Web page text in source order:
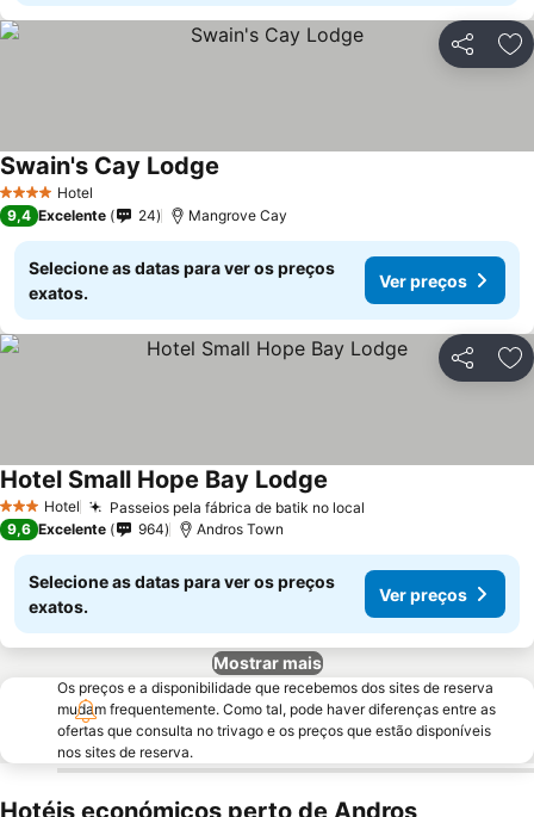
Partilhar
4 EstrelasHotel
Swain's Cay Lodge
9,4 Excelente 24 Mangrove Cay
Selecione as datas para ver os preços
exatos.
Ver preços
Partilhar
3 EstrelasHotel Passeios pela fábrica de batik no local
Hotel Small Hope Bay Lodge
9,6 Excelente 964 Andros Town
Selecione as datas para ver os preços
exatos.
Ver preços
Mostrar mais
Os preços e a disponibilidade que recebemos dos sites de reserva
mudam frequentemente. Como tal, pode haver diferenças entre as
ofertas que consulta no trivago e os preços que estão disponíveis
nos sites de reserva.
Hotéis económicos perto de Andros